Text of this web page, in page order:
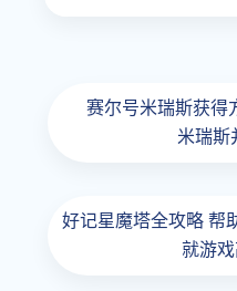
赛尔号米瑞斯获得
米瑞斯
好记星魔塔全攻略 帮
就游